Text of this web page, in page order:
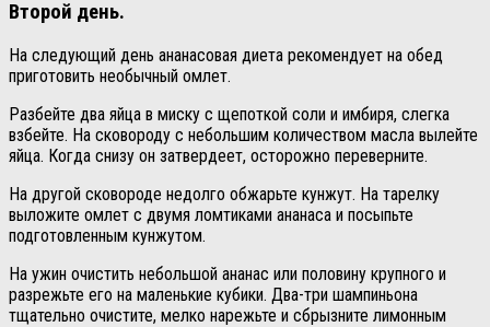
Второй день.
На следующий день ананасовая диета рекомендует на обед
приготовить необычный омлет.
Разбейте два яйца в миску с щепоткой соли и имбиря, слегка
взбейте. На сковороду с небольшим количеством масла вылейте
яйца. Когда снизу он затвердеет, осторожно переверните.
На другой сковороде недолго обжарьте кунжут. На тарелку
выложите омлет с двумя ломтиками ананаса и посыпьте
подготовленным кунжутом.
На ужин очистить небольшой ананас или половину крупного и
разрежьте его на маленькие кубики. Два-три шампиньона
тщательно очистите, мелко нарежьте и сбрызните лимонным